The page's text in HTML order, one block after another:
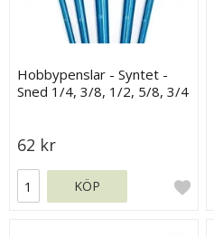
Hobbypenslar - Syntet -
Sned 1/4, 3/8, 1/2, 5/8, 3/4
62 kr
KÖP